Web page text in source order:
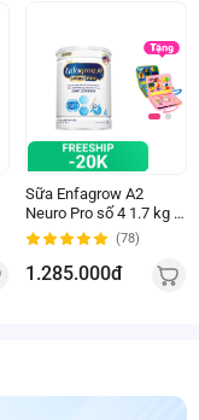
Sữa Enfagrow A2
Neuro Pro số 4 1.7 kg (3
- 6 tuổi)
(78)
1.285.000đ